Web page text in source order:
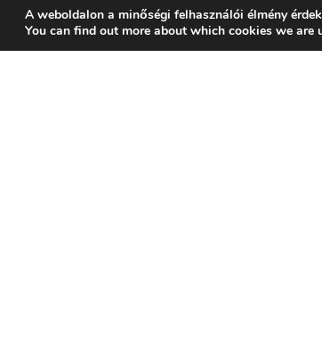
A weboldalon a minőségi felhasználói élmény
You can find out more about which cookies we